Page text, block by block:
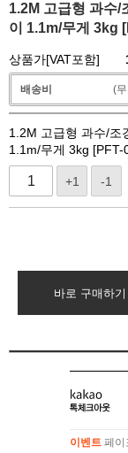
1.2M 고급형 과수/
이 1.1m/무게 3kg
상품가[VAT포함]
배송비 (
1.2M 고급형 과수/조
1.1m/무게 3kg [PFT-
+1 -1
바로 구매하기
이벤트 페이